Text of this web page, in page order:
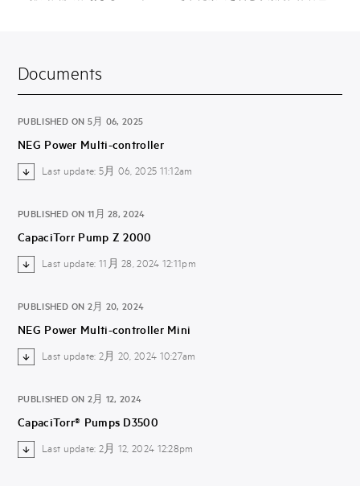
Documents
PUBLISHED ON 5月 06, 2025
NEG Power Multi-controller
Last update: 5月 06, 2025 11:12am
PUBLISHED ON 11月 28, 2024
CapaciTorr Pump Z 2000
Last update: 11月 28, 2024 12:11pm
PUBLISHED ON 2月 20, 2024
NEG Power Multi-controller Mini
Last update: 2月 20, 2024 10:27am
PUBLISHED ON 2月 12, 2024
CapaciTorr® Pumps D3500
Last update: 2月 12, 2024 12:28pm